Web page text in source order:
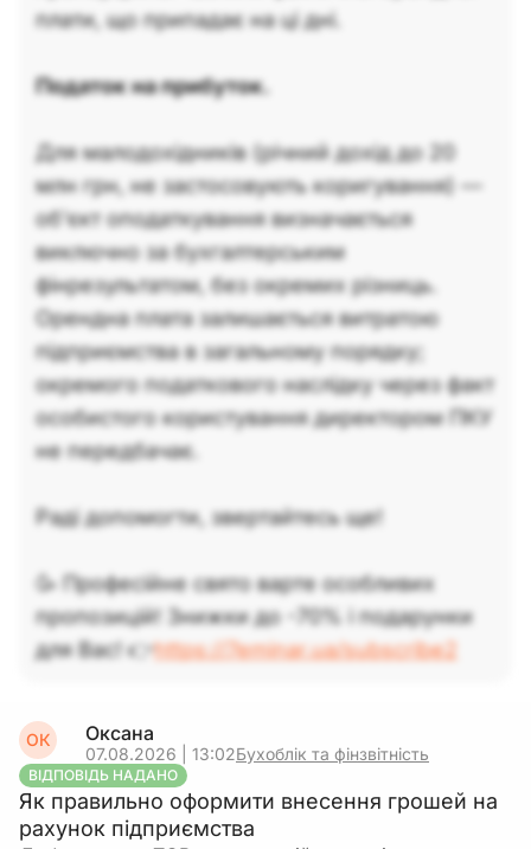
плати, що припадає на ці дні.
Податок на прибуток.
Для малодохідників (річний дохід до 20
млн грн, не застосовують коригування) —
об'єкт оподаткування визначається
виключно за бухгалтерським
фінрезультатом, без окремих різниць.
Орендна плата залишається витратою
підприємства в загальному порядку;
окремого податкового наслідку через факт
особистого користування директором ПКУ
не передбачає.
Раді допомогти, звертайтесь ще!
🥳 Професійне свято варте особливих
пропозицій! Знижки до -70% і подарунки
для Вас! 👉https://7eminar.ua/subscribe2
ОК Оксана
07.08.2026 | 13:02Бухоблік та фінзвітність
ВІДПОВІДЬ НАДАНО
Як правильно оформити внесення грошей на
рахунок підприємства